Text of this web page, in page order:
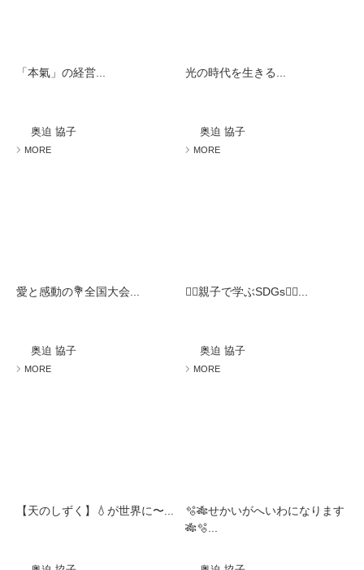
「本氣」の経営...
奥迫 協子
MORE
光の時代を生きる...
奥迫 協子
MORE
愛と感動の💐全国大会...
奥迫 協子
MORE
🧚‍♀️親子で学ぶSDGs🧚‍♀️...
奥迫 協子
MORE
【天のしずく】💧が世界に〜...
🫧🎋せかいがへいわになります
🎋🫧...